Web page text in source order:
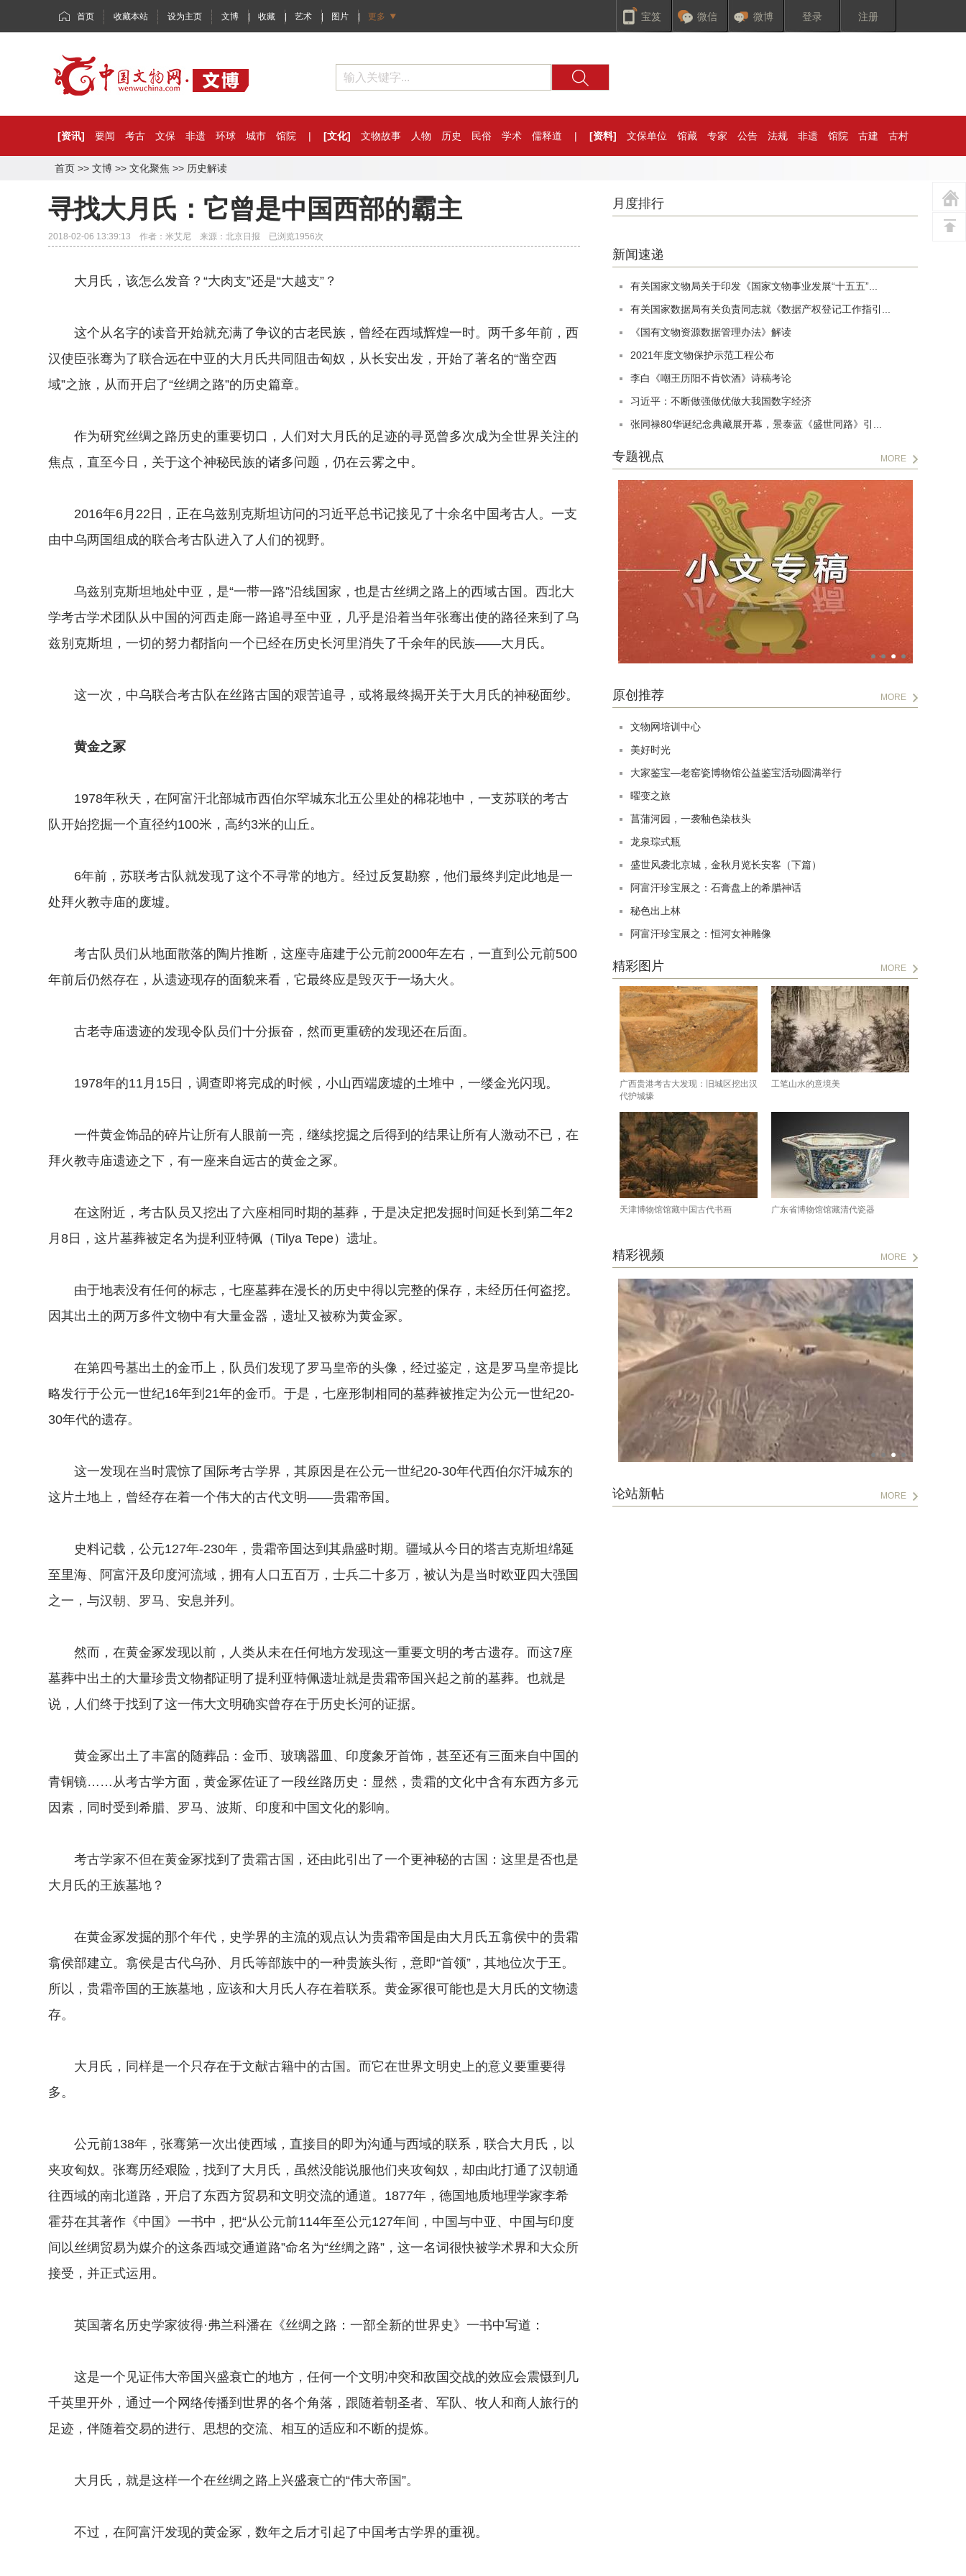
首页 收藏本站 设为主页 文博 | 收藏 | 艺术 | 图片 | 更多 宝笈 微信 微博 登录 注册
[资讯] 要闻 考古 文保 非遗 环球 城市 馆院 | [文化] 文物故事 人物 历史 民俗 学术 儒释道 | [资料] 文保单位 馆藏 专家 公告 法规 非遗 馆院 古建 古村
首页 >> 文博 >> 文化聚焦 >> 历史解读
寻找大月氏：它曾是中国西部的霸主
2018-02-06 13:39:13 作者：米艾尼 来源：北京日报 已浏览1956次
大月氏，该怎么发音？“大肉支”还是“大越支”？
这个从名字的读音开始就充满了争议的古老民族，曾经在西域辉煌一时。两千多年前，西
汉使臣张骞为了联合远在中亚的大月氏共同阻击匈奴，从长安出发，开始了著名的“凿空西
域”之旅，从而开启了“丝绸之路”的历史篇章。
作为研究丝绸之路历史的重要切口，人们对大月氏的足迹的寻觅曾多次成为全世界关注的
焦点，直至今日，关于这个神秘民族的诸多问题，仍在云雾之中。
2016年6月22日，正在乌兹别克斯坦访问的习近平总书记接见了十余名中国考古人。一支
由中乌两国组成的联合考古队进入了人们的视野。
乌兹别克斯坦地处中亚，是“一带一路”沿线国家，也是古丝绸之路上的西域古国。西北大
学考古学术团队从中国的河西走廊一路追寻至中亚，几乎是沿着当年张骞出使的路径来到了乌
兹别克斯坦，一切的努力都指向一个已经在历史长河里消失了千余年的民族——大月氏。
这一次，中乌联合考古队在丝路古国的艰苦追寻，或将最终揭开关于大月氏的神秘面纱。
黄金之冢
1978年秋天，在阿富汗北部城市西伯尔罕城东北五公里处的棉花地中，一支苏联的考古
队开始挖掘一个直径约100米，高约3米的山丘。
6年前，苏联考古队就发现了这个不寻常的地方。经过反复勘察，他们最终判定此地是一
处拜火教寺庙的废墟。
考古队员们从地面散落的陶片推断，这座寺庙建于公元前2000年左右，一直到公元前500
年前后仍然存在，从遗迹现存的面貌来看，它最终应是毁灭于一场大火。
古老寺庙遗迹的发现令队员们十分振奋，然而更重磅的发现还在后面。
1978年的11月15日，调查即将完成的时候，小山西端废墟的土堆中，一缕金光闪现。
一件黄金饰品的碎片让所有人眼前一亮，继续挖掘之后得到的结果让所有人激动不已，在
拜火教寺庙遗迹之下，有一座来自远古的黄金之冢。
在这附近，考古队员又挖出了六座相同时期的墓葬，于是决定把发掘时间延长到第二年2
月8日，这片墓葬被定名为提利亚特佩（Tilya Tepe）遗址。
由于地表没有任何的标志，七座墓葬在漫长的历史中得以完整的保存，未经历任何盗挖。
因其出土的两万多件文物中有大量金器，遗址又被称为黄金冢。
在第四号墓出土的金币上，队员们发现了罗马皇帝的头像，经过鉴定，这是罗马皇帝提比
略发行于公元一世纪16年到21年的金币。于是，七座形制相同的墓葬被推定为公元一世纪20-
30年代的遗存。
这一发现在当时震惊了国际考古学界，其原因是在公元一世纪20-30年代西伯尔汗城东的
这片土地上，曾经存在着一个伟大的古代文明——贵霜帝国。
史料记载，公元127年-230年，贵霜帝国达到其鼎盛时期。疆域从今日的塔吉克斯坦绵延
至里海、阿富汗及印度河流域，拥有人口五百万，士兵二十多万，被认为是当时欧亚四大强国
之一，与汉朝、罗马、安息并列。
然而，在黄金冢发现以前，人类从未在任何地方发现这一重要文明的考古遗存。而这7座
墓葬中出土的大量珍贵文物都证明了提利亚特佩遗址就是贵霜帝国兴起之前的墓葬。也就是
说，人们终于找到了这一伟大文明确实曾存在于历史长河的证据。
黄金冢出土了丰富的随葬品：金币、玻璃器皿、印度象牙首饰，甚至还有三面来自中国的
青铜镜……从考古学方面，黄金冢佐证了一段丝路历史：显然，贵霜的文化中含有东西方多元
因素，同时受到希腊、罗马、波斯、印度和中国文化的影响。
考古学家不但在黄金冢找到了贵霜古国，还由此引出了一个更神秘的古国：这里是否也是
大月氏的王族墓地？
在黄金冢发掘的那个年代，史学界的主流的观点认为贵霜帝国是由大月氏五翕侯中的贵霜
翕侯部建立。翕侯是古代乌孙、月氏等部族中的一种贵族头衔，意即“首领”，其地位次于王。
所以，贵霜帝国的王族墓地，应该和大月氏人存在着联系。黄金冢很可能也是大月氏的文物遗
存。
大月氏，同样是一个只存在于文献古籍中的古国。而它在世界文明史上的意义要重要得
多。
公元前138年，张骞第一次出使西域，直接目的即为沟通与西域的联系，联合大月氏，以
夹攻匈奴。张骞历经艰险，找到了大月氏，虽然没能说服他们夹攻匈奴，却由此打通了汉朝通
往西域的南北道路，开启了东西方贸易和文明交流的通道。1877年，德国地质地理学家李希
霍芬在其著作《中国》一书中，把“从公元前114年至公元127年间，中国与中亚、中国与印度
间以丝绸贸易为媒介的这条西域交通道路”命名为“丝绸之路”，这一名词很快被学术界和大众所
接受，并正式运用。
英国著名历史学家彼得·弗兰科潘在《丝绸之路：一部全新的世界史》一书中写道：
这是一个见证伟大帝国兴盛衰亡的地方，任何一个文明冲突和敌国交战的效应会震慑到几
千英里开外，通过一个网络传播到世界的各个角落，跟随着朝圣者、军队、牧人和商人旅行的
足迹，伴随着交易的进行、思想的交流、相互的适应和不断的提炼。
大月氏，就是这样一个在丝绸之路上兴盛衰亡的“伟大帝国”。
不过，在阿富汗发现的黄金冢，数年之后才引起了中国考古学界的重视。
月度排行
新闻速递
有关国家文物局关于印发《国家文物事业发展“十五五”...
有关国家数据局有关负责同志就《数据产权登记工作指引...
《国有文物资源数据管理办法》解读
2021年度文物保护示范工程公布
李白《嘲王历阳不肯饮酒》诗稿考论
习近平：不断做强做优做大我国数字经济
张同禄80华诞纪念典藏展开幕，景泰蓝《盛世同路》引...
专题视点 MORE
原创推荐 MORE
文物网培训中心
美好时光
大家鉴宝—老窑瓷博物馆公益鉴宝活动圆满举行
曜变之旅
菖蒲河园，一袭釉色染枝头
龙泉琮式瓶
盛世风袭北京城，金秋月览长安客（下篇）
阿富汗珍宝展之：石膏盘上的希腊神话
秘色出上林
阿富汗珍宝展之：恒河女神雕像
精彩图片 MORE
广西贵港考古大发现：旧城区挖出汉
代护城壕
工笔山水的意境美
天津博物馆馆藏中国古代书画 广东省博物馆馆藏清代瓷器
精彩视频 MORE
论站新帖 MORE